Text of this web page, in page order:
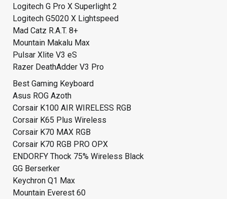
Logitech G Pro X Superlight 2
Logitech G5020 X Lightspeed
Mad Catz R.A.T. 8+
Mountain Makalu Max
Pulsar Xlite V3 eS
Razer DeathAdder V3 Pro
Best Gaming Keyboard
Asus ROG Azoth
Corsair K100 AIR WIRELESS RGB
Corsair K65 Plus Wireless
Corsair K70 MAX RGB
Corsair K70 RGB PRO OPX
ENDORFY Thock 75% Wireless Black
GG Berserker
Keychron Q1 Max
Mountain Everest 60